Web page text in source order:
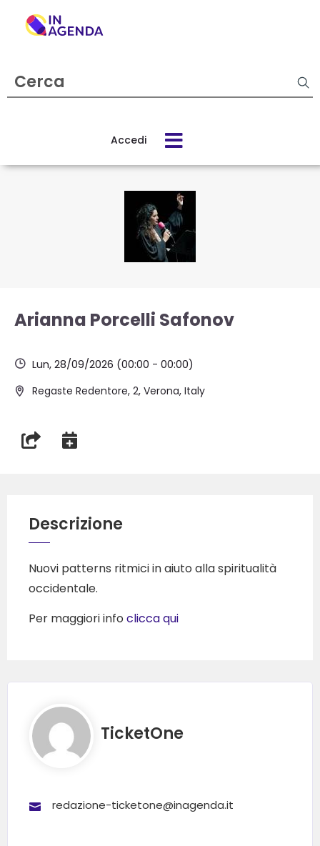
Accedi
Cerca
evento
Arianna Porcelli Safonov
Lun, 28/09/2026 (00:00 - 00:00)
Regaste Redentore, 2, Verona, Italy
Descrizione
Nuovi patterns ritmici in aiuto alla spiritualità
occidentale.
Per maggiori info clicca qui
TicketOne
redazione-ticketone@inagenda.it